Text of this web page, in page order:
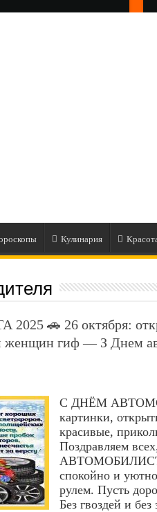
Кулинария
🚗 26 октября:
женщин гиф — З Днем
С ДНЁМ
картинки,
красивые,
Поздравляем
спокойно и
рулем. Пусть
Без гвоздей и